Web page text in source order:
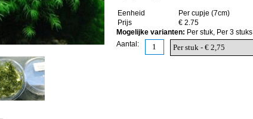
Eenheid
Per cupje (7cm)
Prijs
€ 2.75
Mogelijke varianten: Per stuk, Per 3 stuks
Aantal: